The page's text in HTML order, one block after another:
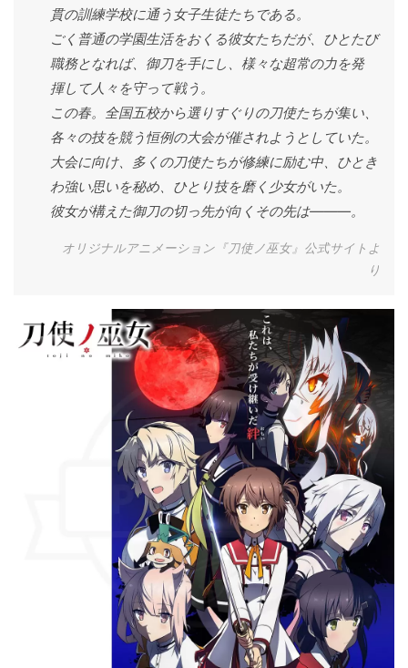
貫の訓練学校に通う女子生徒たちである。
ごく普通の学園生活をおくる彼女たちだが、ひとたび
職務となれば、御刀を手にし、様々な超常の力を発
揮して人々を守って戦う。
この春。全国五校から選りすぐりの刀使たちが集い、
各々の技を競う恒例の大会が催されようとしていた。
大会に向け、多くの刀使たちが修練に励む中、ひとき
わ強い思いを秘め、ひとり技を磨く少女がいた。
彼女が構えた御刀の切っ先が向くその先は―――。
オリジナルアニメーション『刀使ノ巫女』公式サイトよ
り